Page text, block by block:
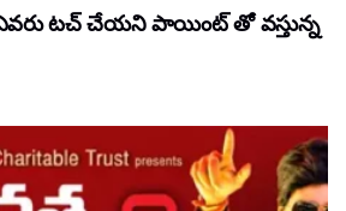
టచ్ చేయని పాయింట్ తో వస్తున్న